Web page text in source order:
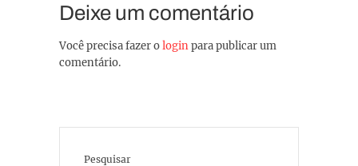
Deixe um comentário
Você precisa fazer ologinpara publicar um
comentário.
Pesquisar